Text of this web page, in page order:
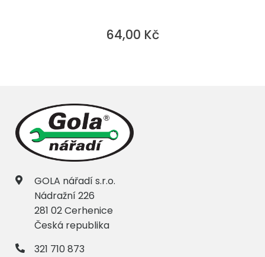
64,00 Kč
GOLA nářadí s.r.o.
Nádražní 226
281 02 Cerhenice
Česká republika
321 710 873